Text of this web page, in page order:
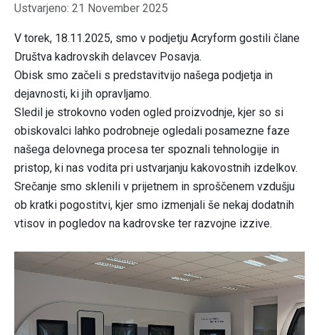
Podrobnosti
Ustvarjeno: 21 November 2025
V torek, 18.11.2025, smo v podjetju Acryform gostili člane
Društva kadrovskih delavcev Posavja.
Obisk smo začeli s predstavitvijo našega podjetja in
dejavnosti, ki jih opravljamo.
Sledil je strokovno voden ogled proizvodnje, kjer so si
obiskovalci lahko podrobneje ogledali posamezne faze
našega delovnega procesa ter spoznali tehnologije in
pristop, ki nas vodita pri ustvarjanju kakovostnih izdelkov.
Srečanje smo sklenili v prijetnem in sproščenem vzdušju
ob kratki pogostitvi, kjer smo izmenjali še nekaj dodatnih
vtisov in pogledov na kadrovske ter razvojne izzive.